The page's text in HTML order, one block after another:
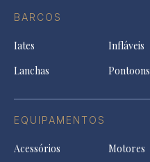
BARCOS
Iates Infláveis
Lanchas
Pontoons
EQUIPAMENTOS
Acessórios Motores